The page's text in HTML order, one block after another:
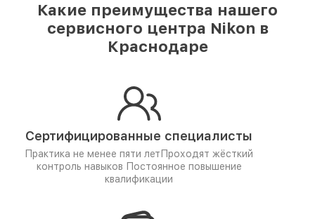
Какие преимущества нашего
сервисного центра Nikon в
Краснодаре
Сертифицированные специалисты
Практика не менее пяти лет Проходят жёсткий
контроль навыков Постоянное повышение
квалификации